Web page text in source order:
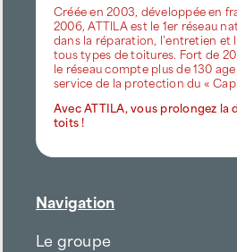
Créée en 2003, développée en
2006, ATTILA est le 1er réseau
dans la réparation, l’entretien et
tous types de toitures. Fort de 20
le réseau compte plus de 130
service de la protection du «
Avec ATTILA, vous prolongez la
toits !
Navigation
Le groupe